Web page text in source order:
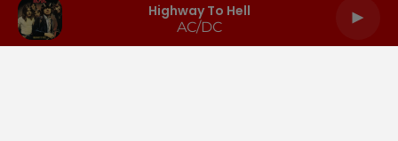
Highway To Hell
AC/DC